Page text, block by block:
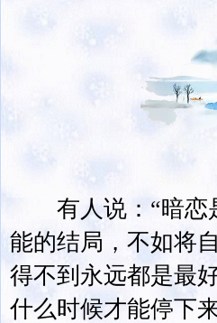
有人说：“暗恋
能的结局，不如将
得不到永远都是最
什么时候才能停下